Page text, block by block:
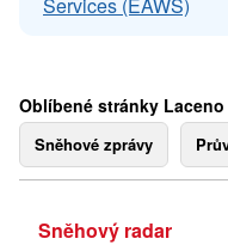
Oblíbené stránky Laceno
Sněhové zprávy
Sněhový radar